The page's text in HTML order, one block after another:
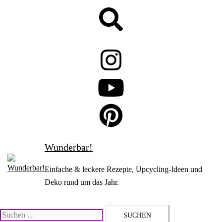
Wunderbar!
Einfache & leckere Rezepte, Upcycling-Ideen und
Deko rund um das Jahr.
Suchen